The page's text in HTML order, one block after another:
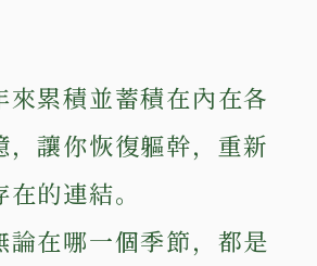
來累積並蓄積在內在各
，讓你恢復軀幹，重新
的連結。
論在哪一個季節，都是